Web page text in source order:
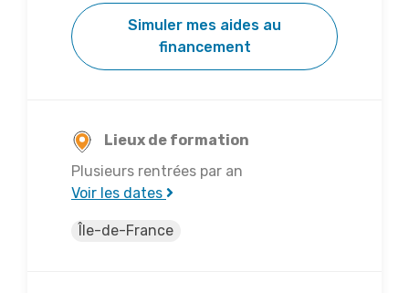
Simuler mes aides au
financement
Lieux de formation
Plusieurs rentrées par an
Voir les dates
Île-de-France